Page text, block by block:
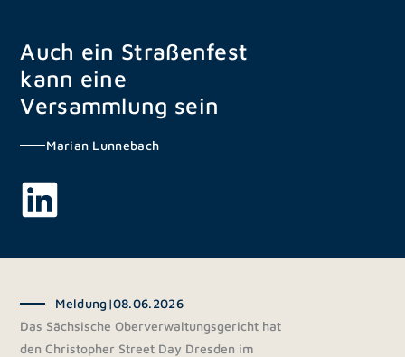
springen
Auch ein Straßenfest
kann eine
Versammlung sein
Marian Lunnebach
Meldung|08.06.2026
Das Sächsische Oberverwaltungsgericht hat
den Christopher Street Day Dresden im